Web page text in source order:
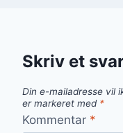
Skriv et
Din e-mailadresse vil
er markeret med *
Kommentar *